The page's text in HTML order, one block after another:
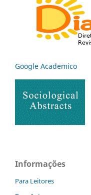
Google Academico
Informações
Para Leitores